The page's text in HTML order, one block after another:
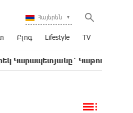
Հայերեն
Բլոգ Lifestyle TV
Կաթողիկոսին հեռացնել